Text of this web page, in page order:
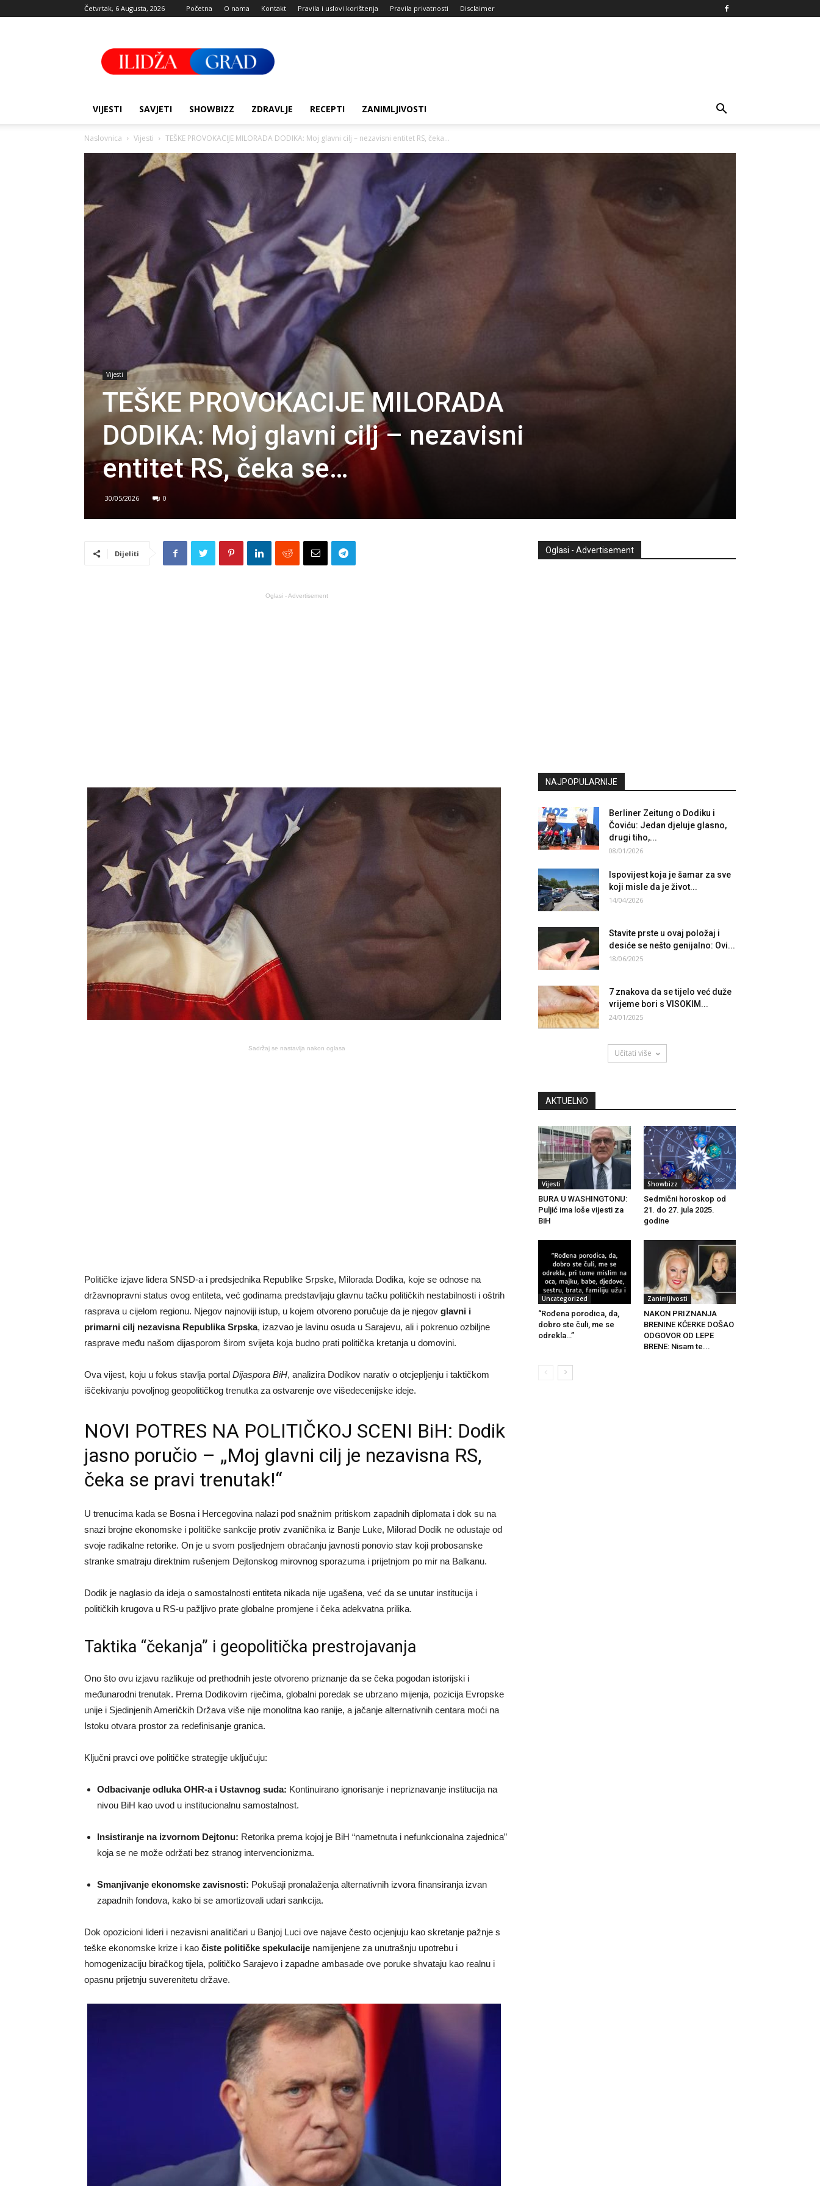
Četvrtak, 6 Augusta, 2026 Početna O nama Kontakt Pravila i uslovi korištenja Pravila privatnosti Disclaimer
Grad
VIJESTI SAVJETI SHOWBIZZ ZDRAVLJE RECEPTI ZANIMLJIVOSTI
Naslovnica Vijesti TEŠKE PROVOKACIJE MILORADA DODIKA: Moj glavni cilj – nezavisni entitet RS, čeka...
Vijesti
TEŠKE PROVOKACIJE MILORADA
DODIKA: Moj glavni cilj – nezavisni
entitet RS, čeka se…
30/05/2026 0
Dijeliti
Oglasi - Advertisement
Sadržaj se nastavlja nakon oglasa
Političke izjave lidera SNSD-a i predsjednika Republike Srpske, Milorada Dodika, koje se odnose na
državnopravni status ovog entiteta, već godinama predstavljaju glavnu tačku političkih nestabilnosti i oštrih
rasprava u cijelom regionu. Njegov najnoviji istup, u kojem otvoreno poručuje da je njegov glavni i
primarni cilj nezavisna Republika Srpska, izazvao je lavinu osuda u Sarajevu, ali i pokrenuo ozbiljne
rasprave među našom dijasporom širom svijeta koja budno prati politička kretanja u domovini.
Ova vijest, koju u fokus stavlja portal Dijaspora BiH, analizira Dodikov narativ o otcjepljenju i taktičkom
iščekivanju povoljnog geopolitičkog trenutka za ostvarenje ove višedecenijske ideje.
NOVI POTRES NA POLITIČKOJ SCENI BiH: Dodik
jasno poručio – „Moj glavni cilj je nezavisna RS,
čeka se pravi trenutak!“
U trenucima kada se Bosna i Hercegovina nalazi pod snažnim pritiskom zapadnih diplomata i dok su na
snazi brojne ekonomske i političke sankcije protiv zvaničnika iz Banje Luke, Milorad Dodik ne odustaje od
svoje radikalne retorike. On je u svom posljednjem obraćanju javnosti ponovio stav koji probosanske
stranke smatraju direktnim rušenjem Dejtonskog mirovnog sporazuma i prijetnjom po mir na Balkanu.
Dodik je naglasio da ideja o samostalnosti entiteta nikada nije ugašena, već da se unutar institucija i
političkih krugova u RS-u pažljivo prate globalne promjene i čeka adekvatna prilika.
Taktika “čekanja” i geopolitička prestrojavanja
Ono što ovu izjavu razlikuje od prethodnih jeste otvoreno priznanje da se čeka pogodan istorijski i
međunarodni trenutak. Prema Dodikovim riječima, globalni poredak se ubrzano mijenja, pozicija Evropske
unije i Sjedinjenih Američkih Država više nije monolitna kao ranije, a jačanje alternativnih centara moći na
Istoku otvara prostor za redefinisanje granica.
Ključni pravci ove političke strategije uključuju:
Odbacivanje odluka OHR-a i Ustavnog suda: Kontinuirano ignorisanje i nepriznavanje institucija na
nivou BiH kao uvod u institucionalnu samostalnost.
Insistiranje na izvornom Dejtonu: Retorika prema kojoj je BiH “nametnuta i nefunkcionalna zajednica”
koja se ne može održati bez stranog intervencionizma.
Smanjivanje ekonomske zavisnosti: Pokušaji pronalaženja alternativnih izvora finansiranja izvan
zapadnih fondova, kako bi se amortizovali udari sankcija.
Dok opozicioni lideri i nezavisni analitičari u Banjoj Luci ove najave često ocjenjuju kao skretanje pažnje s
teške ekonomske krize i kao čiste političke spekulacije namijenjene za unutrašnju upotrebu i
homogenizaciju biračkog tijela, političko Sarajevo i zapadne ambasade ove poruke shvataju kao realnu i
opasnu prijetnju suverenitetu države.
Oglasi - Advertisement
NAJPOPULARNIJE
Berliner Zeitung o Dodiku i
Čoviću: Jedan djeluje glasno,
drugi tiho,...
08/01/2026
Ispovijest koja je šamar za sve
koji misle da je život...
14/04/2026
Stavite prste u ovaj položaj i
desiće se nešto genijalno: Ovi...
18/06/2025
7 znakova da se tijelo već duže
vrijeme bori s VISOKIM...
24/01/2025
Učitati više
AKTUELNO
Vijesti
BURA U WASHINGTONU:
Puljić ima loše vijesti za
BiH
Showbizz
Sedmični horoskop od
21. do 27. jula 2025.
godine
Uncategorized
“Rođena porodica, da,
dobro ste čuli, me se
odrekla…”
Zanimljivosti
NAKON PRIZNANJA
BRENINE KĆERKE DOŠAO
ODGOVOR OD LEPE
BRENE: Nisam te...